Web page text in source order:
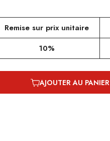
Remise sur prix unitaire
10%
AJOUTER AU PANIER